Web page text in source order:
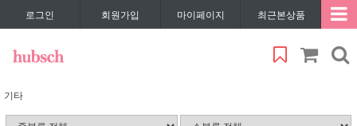
로그인 회원가입 마이페이지 최근본상품
기타